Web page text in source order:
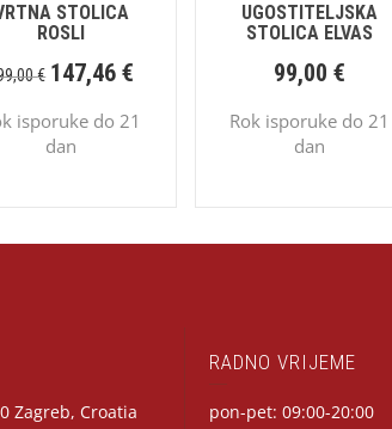
STOLICA
ROSLI
€ 147,46€
isporuke do 21
dan
UGOSTITELJSKA
STOLICA ELVAS
99,00 €
Rok isporuke do 21
dan
Zagreb, Croatia
RADNO VRIJEME
pon-pet: 09:00-20:00